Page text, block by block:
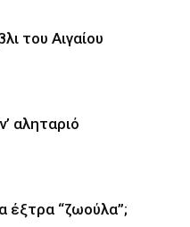
του Αιγαίου
αληταριό
έξτρα “ζωούλα”;